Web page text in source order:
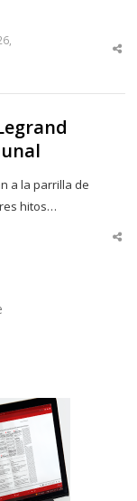
a la parrilla de
hitos…